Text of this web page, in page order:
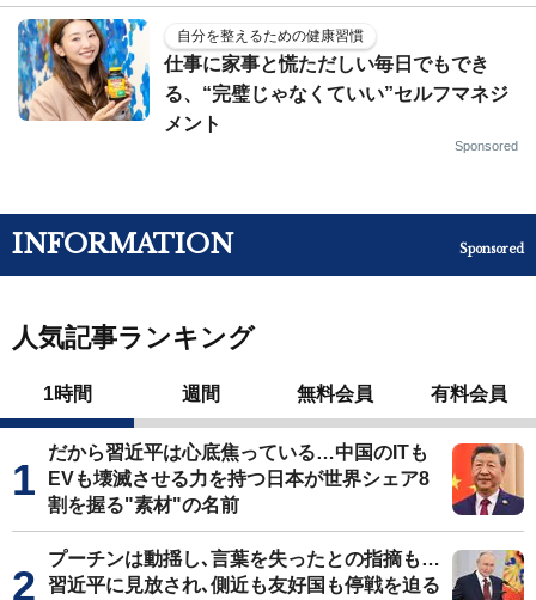
自分を整えるための健康習慣
仕事に家事と慌ただしい毎日でもでき
る、“完璧じゃなくていい”セルフマネジ
メント
Sponsored
INFORMATION Sponsored
人気記事ランキング
1時間 週間 無料会員 有料会員
だから習近平は心底焦っている…中国のITも
EVも壊滅させる力を持つ日本が世界シェア8
割を握る"素材"の名前
プーチンは動揺し､言葉を失ったとの指摘も…
習近平に見放され､側近も友好国も停戦を迫る